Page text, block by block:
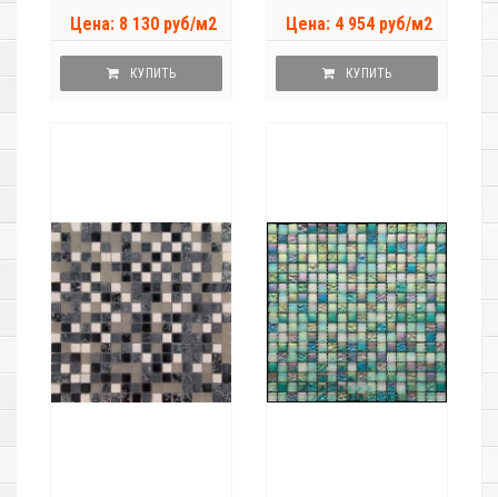
Цена: 8 130 руб/м2
КУПИТЬ
Цена: 4 954 руб/м2
КУПИТЬ